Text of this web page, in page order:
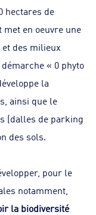
hectares de
en oeuvre une
des milieux
« 0 phyto
la
ainsi que le
(dalles de parking
des sols.
pour le
notamment,
la biodiversité